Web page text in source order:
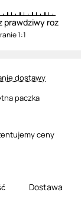
prawdziwy rozmiar
1:1
dostawy
paczka
ceny
Dostawa